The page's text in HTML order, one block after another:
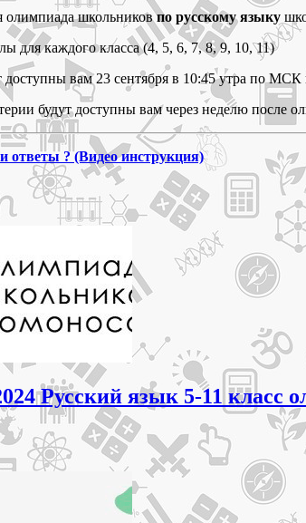
олимпиада школьниковпо русскому языку
для каждого класса (4, 5, 6, 7, 8, 9, 10, 11)
доступны вам 23 сентября в 10:45 утра по МСК
будут доступны вам через неделю после
ответы ? (Видео инструкция)
Русский язык 5-11